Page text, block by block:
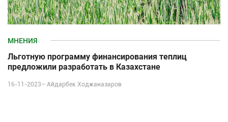
МНЕНИЯ
Льготную программу финансирования теплиц
предложили разработать в Казахстане
16-11-2023– Айдарбек Ходжаназаров